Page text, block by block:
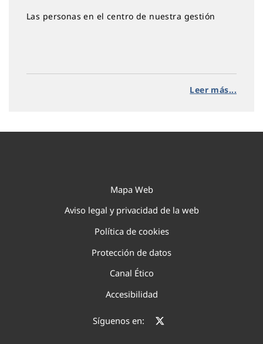
Las personas en el centro de nuestra gestión
Leer más...
Mapa Web
Aviso legal y privacidad de la web
Política de cookies
Protección de datos
Canal Ético
Accesibilidad
Síguenos en: